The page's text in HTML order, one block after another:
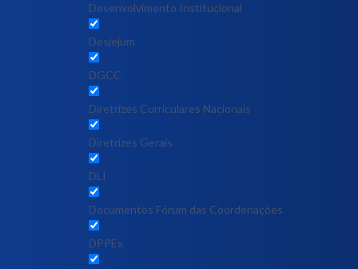
Desenvolvimento Institucional
Desjejum
DGCC
Diretrizes Curriculares Nacionais
Diretrizes Gerais
DLI
Documentos Fórum das Coordenações
DPPEx